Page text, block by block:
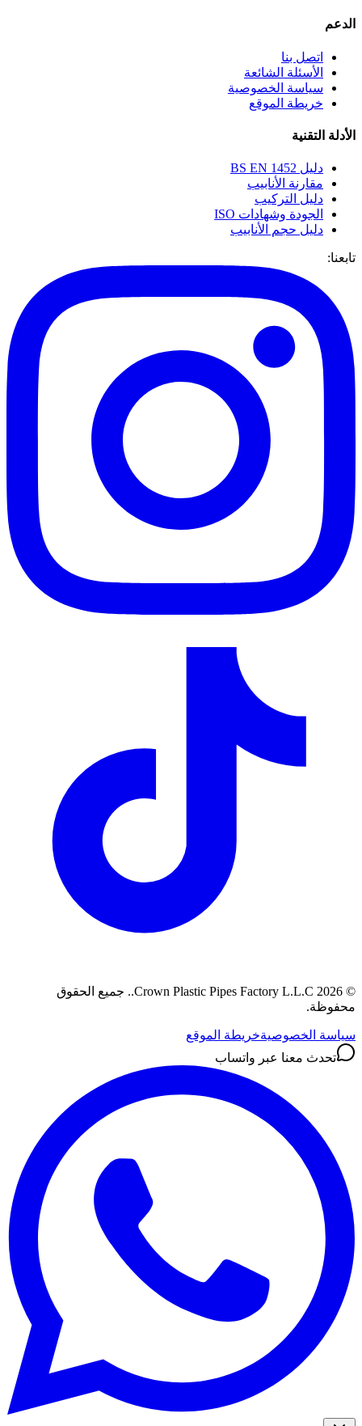
الدعم
اتصل بنا
الأسئلة الشائعة
سياسة الخصوصية
خريطة الموقع
الأدلة التقنية
دليل BS EN 1452
مقارنة الأنابيب
دليل التركيب
الجودة وشهادات ISO
دليل حجم الأنابيب
تابعنا:
©
2026
Crown Plastic Pipes Factory L.L.C.
. جميع الحقوق
محفوظة.
سياسة الخصوصيةخريطة الموقع
تحدث معنا عبر واتساب